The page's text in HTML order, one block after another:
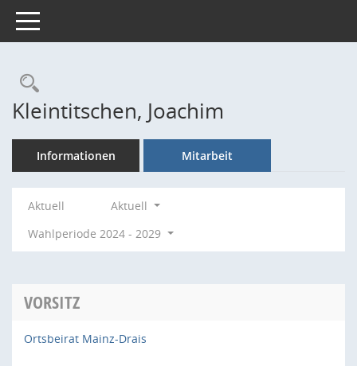
Toggle navigation
Rechercheauswahl
Kleintitschen, Joachim
Informationen Mitarbeit
Aktuell
Aktuell
Wahlperiode 2024 - 2029
VORSITZ
Ortsbeirat Mainz-Drais